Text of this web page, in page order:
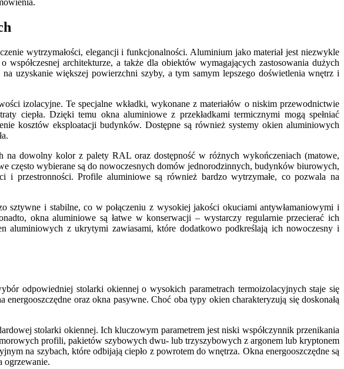
wytrzymałości, elegancji i funkcjonalności. Aluminium jako materiał jest niezwykle
architekturze, a także dla obiektów wymagających zastosowania dużych
uzyskanie większej powierzchni szyby, a tym samym lepszego doświetlenia wnętrz i
izolacyjne. Te specjalne wkładki, wykonane z materiałów o niskim przewodnictwie
ciepła. Dzięki temu okna aluminiowe z przekładkami termicznymi mogą spełniać
kosztów eksploatacji budynków. Dostępne są również systemy okien aluminiowych
dowolny kolor z palety RAL oraz dostępność w różnych wykończeniach (matowe,
często wybierane są do nowoczesnych domów jednorodzinnych, budynków biurowych,
przestronności. Profile aluminiowe są również bardzo wytrzymałe, co pozwala na
i stabilne, co w połączeniu z wysokiej jakości okuciami antywłamaniowymi i
okna aluminiowe są łatwe w konserwacji – wystarczy regularnie przecierać ich
aluminiowych z ukrytymi zawiasami, które dodatkowo podkreślają ich nowoczesny i
odpowiedniej stolarki okiennej o wysokich parametrach termoizolacyjnych staje się
oraz okna pasywne. Choć oba typy okien charakteryzują się doskonałą
stolarki okiennej. Ich kluczowym parametrem jest niski współczynnik przenikania
profili, pakietów szybowych dwu- lub trzyszybowych z argonem lub kryptonem
na szybach, które odbijają ciepło z powrotem do wnętrza. Okna energooszczędne są
ogrzewanie.